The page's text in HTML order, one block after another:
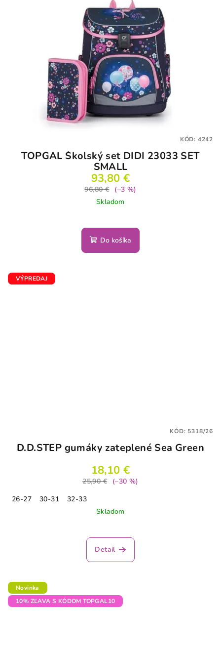
TOPGAL Školský set DIDI 23033 SET
SMALL
93,80 €
96,80 €
(–3 %)
Skladom
Do košíka
KÓD: 4242
VÝPREDAJ
D.D.STEP gumáky zateplené Sea Green
18,10 €
25,90 €
(–30 %)
26-27
30-31
32-33
Skladom
Detail
KÓD: 5318/26
Novinka
10% ZĽAVA S KÓDOM TOPGAL10